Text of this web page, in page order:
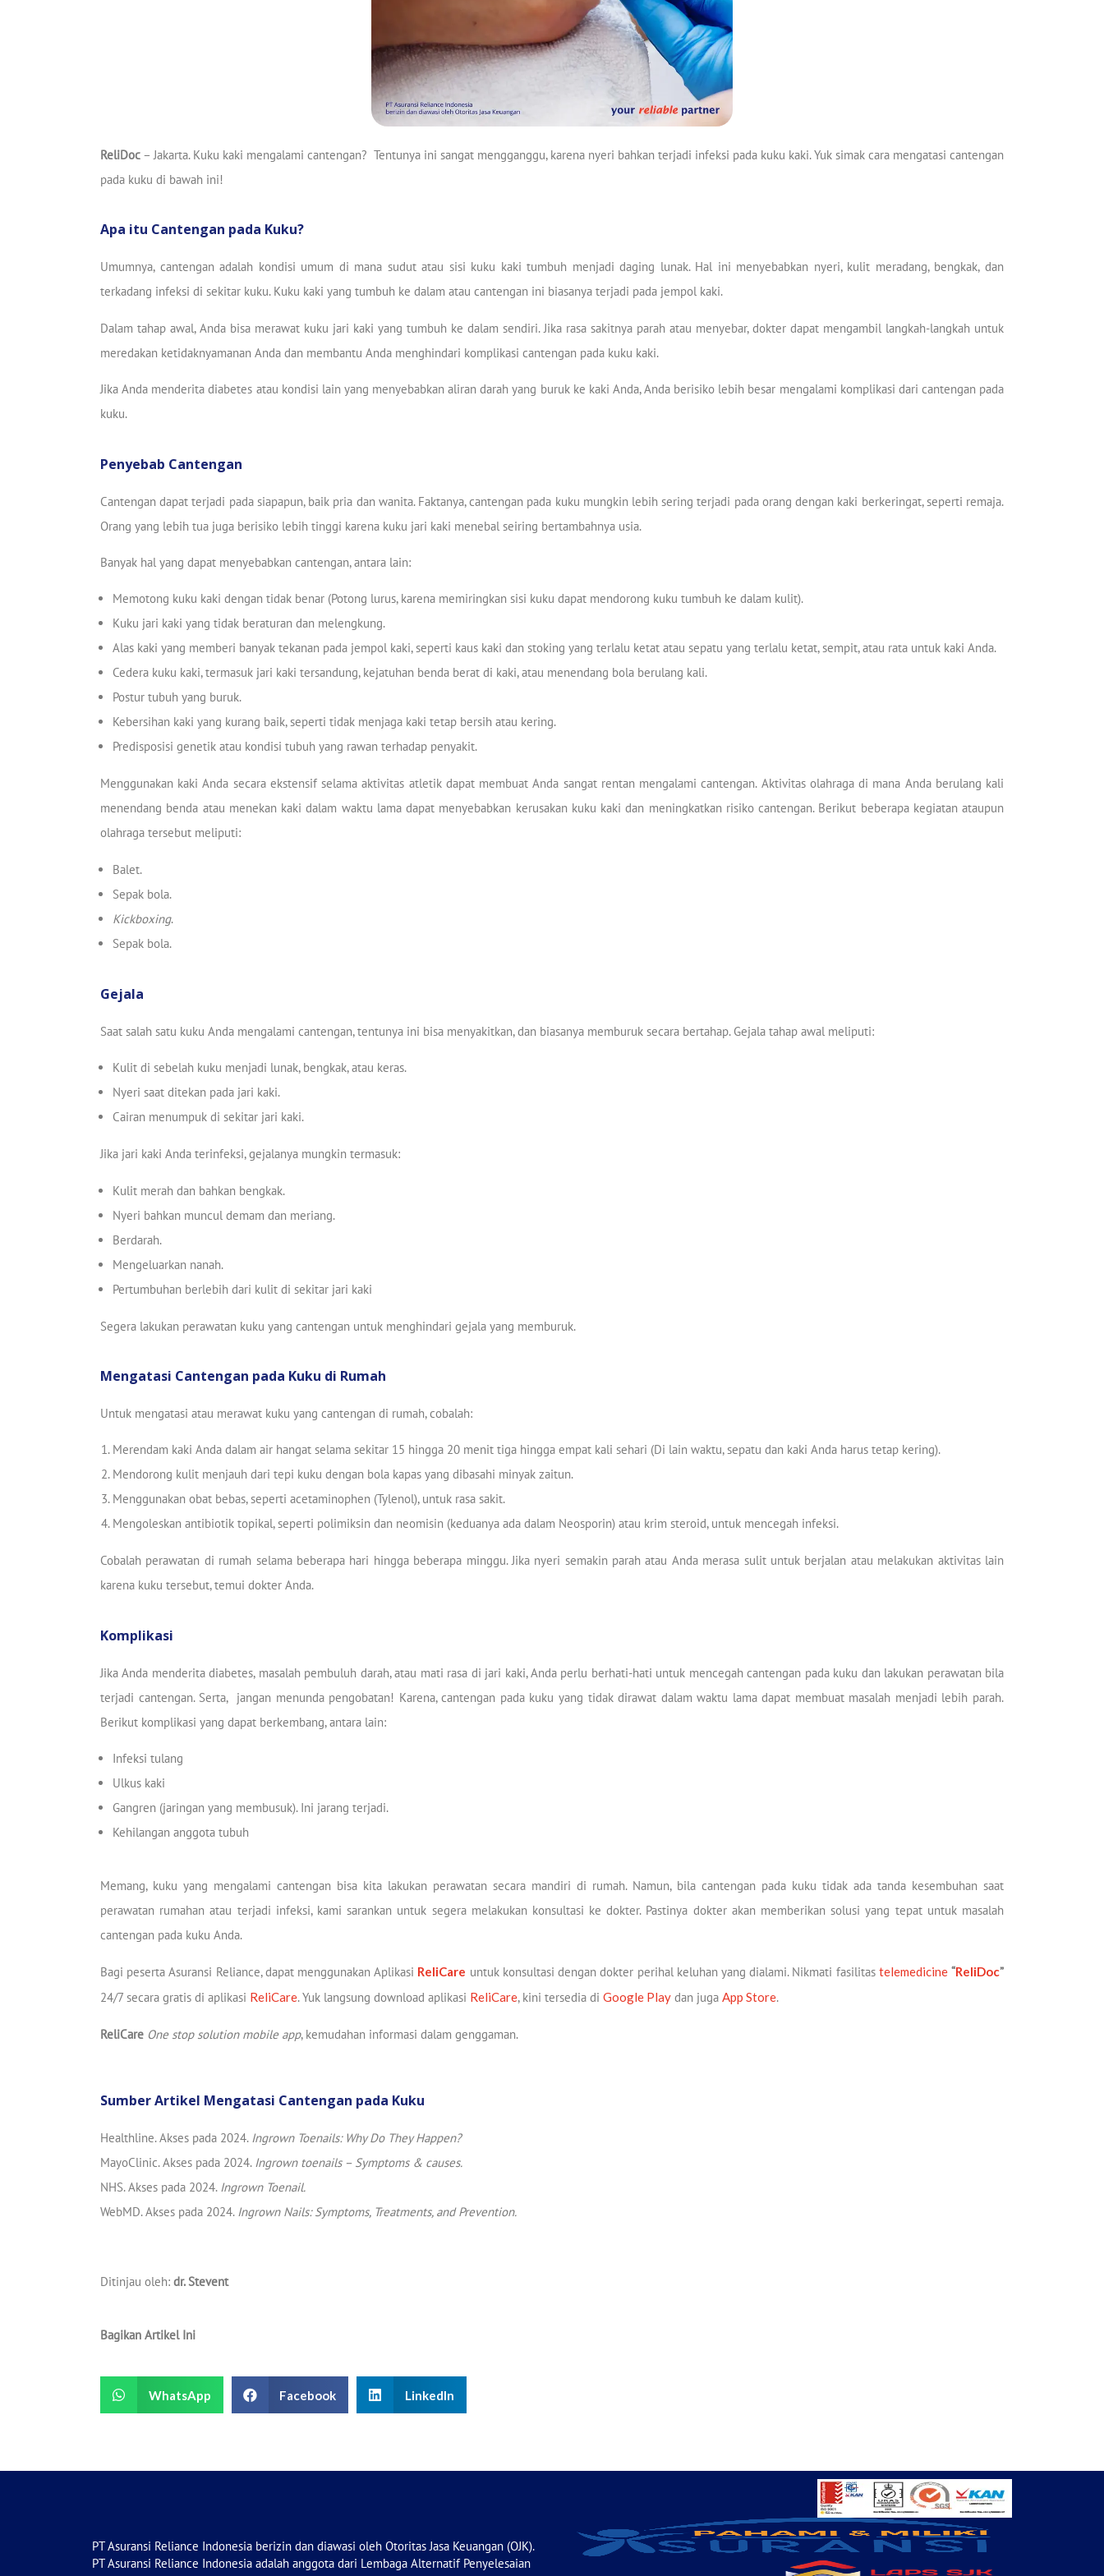
ReliDoc – Jakarta. Kuku kaki mengalami cantengan? Tentunya ini sangat mengganggu, karena nyeri bahkan terjadi infeksi pada kuku kaki. Yuk simak cara mengatasi cantengan
pada kuku di bawah ini!
Apa itu Cantengan pada Kuku?
Umumnya, cantengan adalah kondisi umum di mana sudut atau sisi kuku kaki tumbuh menjadi daging lunak. Hal ini menyebabkan nyeri, kulit meradang, bengkak, dan
terkadang infeksi di sekitar kuku. Kuku kaki yang tumbuh ke dalam atau cantengan ini biasanya terjadi pada jempol kaki.
Dalam tahap awal, Anda bisa merawat kuku jari kaki yang tumbuh ke dalam sendiri. Jika rasa sakitnya parah atau menyebar, dokter dapat mengambil langkah-langkah untuk
meredakan ketidaknyamanan Anda dan membantu Anda menghindari komplikasi cantengan pada kuku kaki.
Jika Anda menderita diabetes atau kondisi lain yang menyebabkan aliran darah yang buruk ke kaki Anda, Anda berisiko lebih besar mengalami komplikasi dari cantengan pada
kuku.
Penyebab Cantengan
Cantengan dapat terjadi pada siapapun, baik pria dan wanita. Faktanya, cantengan pada kuku mungkin lebih sering terjadi pada orang dengan kaki berkeringat, seperti remaja.
Orang yang lebih tua juga berisiko lebih tinggi karena kuku jari kaki menebal seiring bertambahnya usia.
Banyak hal yang dapat menyebabkan cantengan, antara lain:
Memotong kuku kaki dengan tidak benar (Potong lurus, karena memiringkan sisi kuku dapat mendorong kuku tumbuh ke dalam kulit).
Kuku jari kaki yang tidak beraturan dan melengkung.
Alas kaki yang memberi banyak tekanan pada jempol kaki, seperti kaus kaki dan stoking yang terlalu ketat atau sepatu yang terlalu ketat, sempit, atau rata untuk kaki Anda.
Cedera kuku kaki, termasuk jari kaki tersandung, kejatuhan benda berat di kaki, atau menendang bola berulang kali.
Postur tubuh yang buruk.
Kebersihan kaki yang kurang baik, seperti tidak menjaga kaki tetap bersih atau kering.
Predisposisi genetik atau kondisi tubuh yang rawan terhadap penyakit.
Menggunakan kaki Anda secara ekstensif selama aktivitas atletik dapat membuat Anda sangat rentan mengalami cantengan. Aktivitas olahraga di mana Anda berulang kali
menendang benda atau menekan kaki dalam waktu lama dapat menyebabkan kerusakan kuku kaki dan meningkatkan risiko cantengan. Berikut beberapa kegiatan ataupun
olahraga tersebut meliputi:
Balet.
Sepak bola.
Kickboxing.
Sepak bola.
Gejala
Saat salah satu kuku Anda mengalami cantengan, tentunya ini bisa menyakitkan, dan biasanya memburuk secara bertahap. Gejala tahap awal meliputi:
Kulit di sebelah kuku menjadi lunak, bengkak, atau keras.
Nyeri saat ditekan pada jari kaki.
Cairan menumpuk di sekitar jari kaki.
Jika jari kaki Anda terinfeksi, gejalanya mungkin termasuk:
Kulit merah dan bahkan bengkak.
Nyeri bahkan muncul demam dan meriang.
Berdarah.
Mengeluarkan nanah.
Pertumbuhan berlebih dari kulit di sekitar jari kaki
Segera lakukan perawatan kuku yang cantengan untuk menghindari gejala yang memburuk.
Mengatasi Cantengan pada Kuku di Rumah
Untuk mengatasi atau merawat kuku yang cantengan di rumah, cobalah:
Merendam kaki Anda dalam air hangat selama sekitar 15 hingga 20 menit tiga hingga empat kali sehari (Di lain waktu, sepatu dan kaki Anda harus tetap kering).
Mendorong kulit menjauh dari tepi kuku dengan bola kapas yang dibasahi minyak zaitun.
Menggunakan obat bebas, seperti acetaminophen (Tylenol), untuk rasa sakit.
Mengoleskan antibiotik topikal, seperti polimiksin dan neomisin (keduanya ada dalam Neosporin) atau krim steroid, untuk mencegah infeksi.
Cobalah perawatan di rumah selama beberapa hari hingga beberapa minggu. Jika nyeri semakin parah atau Anda merasa sulit untuk berjalan atau melakukan aktivitas lain
karena kuku tersebut, temui dokter Anda.
Komplikasi
Jika Anda menderita diabetes, masalah pembuluh darah, atau mati rasa di jari kaki, Anda perlu berhati-hati untuk mencegah cantengan pada kuku dan lakukan perawatan bila
terjadi cantengan. Serta, jangan menunda pengobatan! Karena, cantengan pada kuku yang tidak dirawat dalam waktu lama dapat membuat masalah menjadi lebih parah.
Berikut komplikasi yang dapat berkembang, antara lain:
Infeksi tulang
Ulkus kaki
Gangren (jaringan yang membusuk). Ini jarang terjadi.
Kehilangan anggota tubuh
Memang, kuku yang mengalami cantengan bisa kita lakukan perawatan secara mandiri di rumah. Namun, bila cantengan pada kuku tidak ada tanda kesembuhan saat
perawatan rumahan atau terjadi infeksi, kami sarankan untuk segera melakukan konsultasi ke dokter. Pastinya dokter akan memberikan solusi yang tepat untuk masalah
cantengan pada kuku Anda.
Bagi peserta Asuransi Reliance, dapat menggunakan Aplikasi ReliCare untuk konsultasi dengan dokter perihal keluhan yang dialami. Nikmati fasilitas telemedicine “ReliDoc”
24/7 secara gratis di aplikasi ReliCare. Yuk langsung download aplikasi ReliCare, kini tersedia di Google Play dan juga App Store.
ReliCare One stop solution mobile app, kemudahan informasi dalam genggaman.
Sumber Artikel Mengatasi Cantengan pada Kuku
Healthline. Akses pada 2024. Ingrown Toenails: Why Do They Happen?
MayoClinic. Akses pada 2024. Ingrown toenails – Symptoms & causes.
NHS. Akses pada 2024. Ingrown Toenail.
WebMD. Akses pada 2024. Ingrown Nails: Symptoms, Treatments, and Prevention.
Ditinjau oleh: dr. Stevent
Bagikan Artikel Ini
WhatsApp Facebook LinkedIn
PT Asuransi Reliance Indonesia berizin dan diawasi oleh Otoritas Jasa Keuangan (OJK).
PT Asuransi Reliance Indonesia adalah anggota dari Lembaga Alternatif Penyelesaian